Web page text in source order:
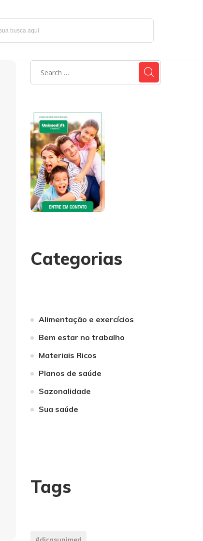
Categorias
Alimentação e exercícios
Bem estar no trabalho
Materiais Ricos
Planos de saúde
Sazonalidade
Sua saúde
Tags